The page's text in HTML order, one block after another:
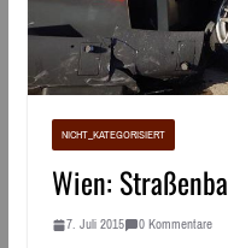
NICHT_KATEGORISIERT
Wien:
7. Juli 2015 0 Kommentare